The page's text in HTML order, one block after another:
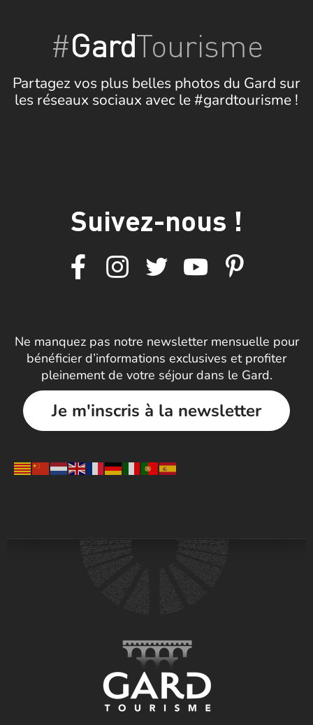
#GardTourisme
Partagez vos plus belles photos du Gard sur
les réseaux sociaux avec le #gardtourisme !
Suivez-nous !
Ne manquez pas notre newsletter mensuelle pour
bénéficier d’informations exclusives et profiter
pleinement de votre séjour dans le Gard.
Je m'inscris à la newsletter